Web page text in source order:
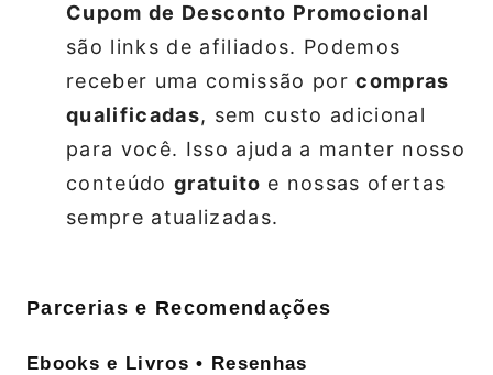
Cupom de Desconto Promocional
são links de afiliados. Podemos
receber uma comissão porcompras
qualificadas, sem custo adicional
para você. Isso ajuda a manter nosso
conteúdo gratuito e nossas ofertas
sempre atualizadas.
Parcerias e Recomendações
Ebooks e Livros • Resenhas